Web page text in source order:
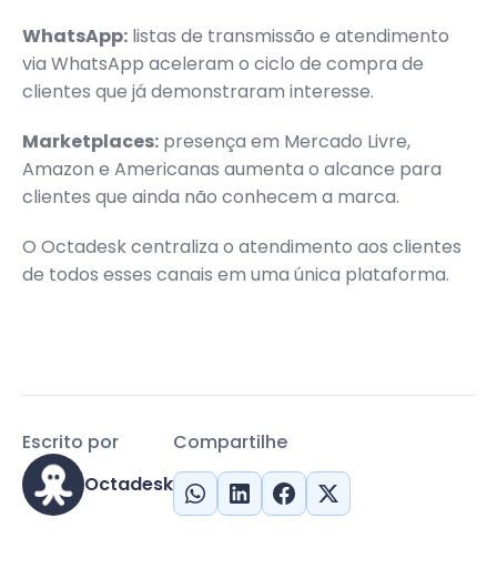
WhatsApp: listas de transmissão e atendimento
via WhatsApp aceleram o ciclo de compra de
clientes que já demonstraram interesse.
Marketplaces: presença em Mercado Livre,
Amazon e Americanas aumenta o alcance para
clientes que ainda não conhecem a marca.
O Octadesk centraliza o atendimento aos clientes
de todos esses canais em uma única plataforma.
Compartilhe
Escrito por
Octadesk